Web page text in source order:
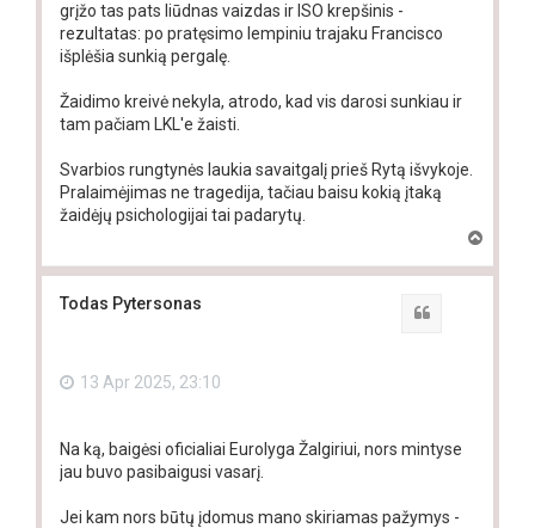
grįžo tas pats liūdnas vaizdas ir ISO krepšinis -
rezultatas: po pratęsimo lempiniu trajaku Francisco
išplėšia sunkią pergalę.
Žaidimo kreivė nekyla, atrodo, kad vis darosi sunkiau ir
tam pačiam LKL'e žaisti.
Svarbios rungtynės laukia savaitgalį prieš Rytą išvykoje.
Pralaimėjimas ne tragedija, tačiau baisu kokią įtaką
žaidėjų psichologijai tai padarytų.
p
Todas Pytersonas
13 Apr 2025, 23:10
Na ką, baigėsi oficialiai Eurolyga Žalgiriui, nors mintyse
jau buvo pasibaigusi vasarį.
Jei kam nors būtų įdomus mano skiriamas pažymys -